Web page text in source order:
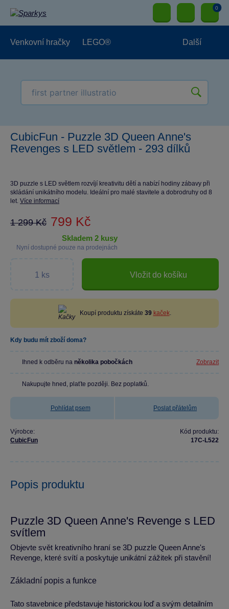
0
Venkovní hračky LEGO® Další
CubicFun - Puzzle 3D Queen Anne's
Revenges s LED světlem - 293 dílků
3D puzzle s LED světlem rozvíjí kreativitu dětí a nabízí hodiny zábavy při
skládání unikátního modelu. Ideální pro malé stavitele a dobrodruhy od 8
let. Více informací
1 299 Kč 799 Kč
skladem 2 kusy
Nyní dostupné pouze na prodejnách
Vložit do košíku
Koupí produktu získáte 39 kaček.
Kdy budu mít zboží doma?
Ihned k odběru na několika pobočkách Zobrazit
Nakupujte hned, plaťte později. Bez poplatků.
Pohlídat psem Poslat přátelům
Výrobce:
CubicFun
Kód produktu:
17C-L522
Popis produktu
Puzzle 3D Queen Anne's Revenge s LED
svítlem
Objevte svět kreativního hraní se 3D puzzle Queen Anne's
Revenge, které svítí a poskytuje unikátní zážitek při stavění!
Základní popis a funkce
Tato stavebnice představuje historickou loď a svým detailním